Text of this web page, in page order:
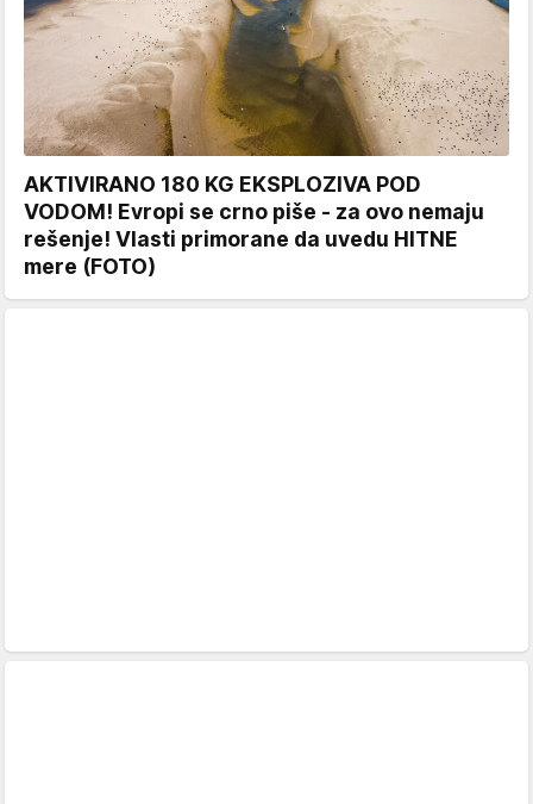
AKTIVIRANO 180 KG EKSPLOZIVA POD
VODOM! Evropi se crno piše - za ovo nemaju
rešenje! Vlasti primorane da uvedu HITNE
mere (FOTO)